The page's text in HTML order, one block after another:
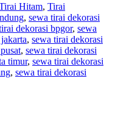
Hitam, Tirai
, sewa tirai dekorasi
dekorasi bpgor, sewa
, sewa tirai dekorasi
, sewa tirai dekorasi
timur, sewa tirai dekorasi
, sewa tirai dekorasi